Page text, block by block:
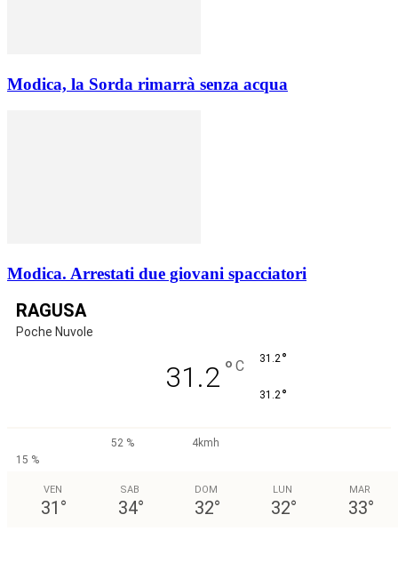
Modica, la Sorda rimarrà senza acqua
Modica. Arrestati due giovani spacciatori
RAGUSA
Poche Nuvole
31.2 ° C 31.2°
31.2°
52 %
4kmh
15 %
VEN
31 °
SAB
34°
DOM
32°
LUN
32°
MAR
33°